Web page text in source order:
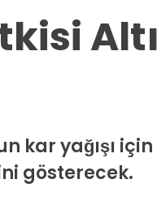
kar yağışı
gösterecek.